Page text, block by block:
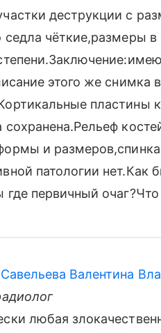
деструкции с
седла чёткие,размеры
этого же
пластины
сохранена.Рельеф
и
патологии нет.Как
где первичный очаг?Что
Савельева Валентина
любая